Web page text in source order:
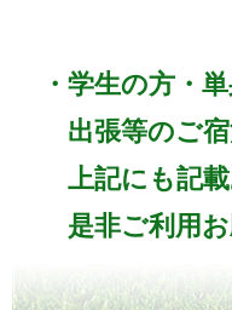
・学生の方・
出張等のご宿
上記にも記載
是非ご利用お